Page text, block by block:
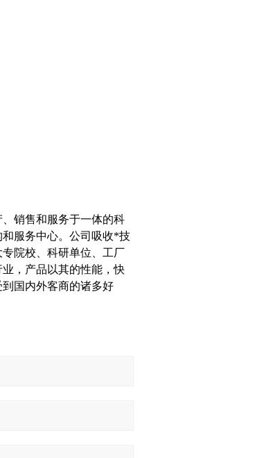
销售和服务于一体的科
服务中心。公司吸收*技
院校、科研单位、工厂
，产品以其的性能，快
国内外客商的诸多好